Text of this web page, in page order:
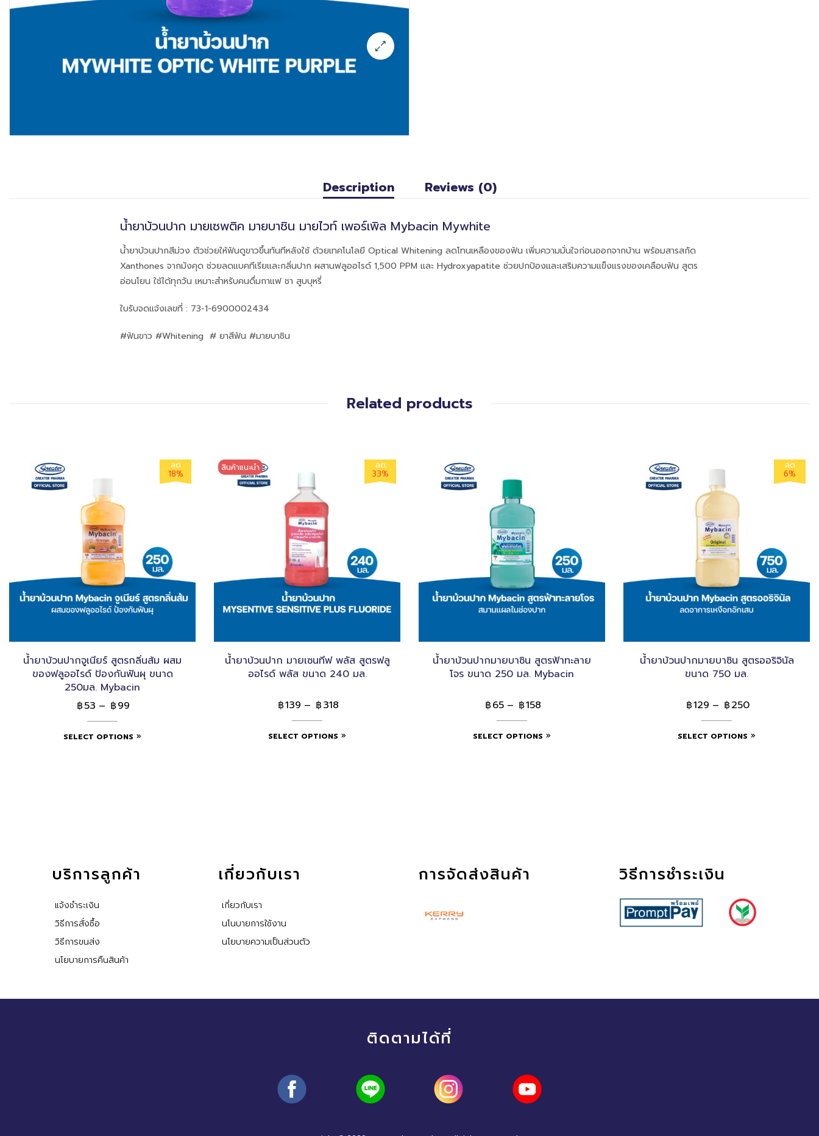
Description Reviews (0)
น้ำยาบ้วนปาก มายเซพติค มายบาซิน มายไวท์ เพอร์เพิล Mybacin Mywhite
น้ำยาบ้วนปากสีม่วง ตัวช่วยให้ฟันดูขาวขึ้นทันทีหลังใช้ ด้วยเทคโนโลยี Optical Whitening ลดโทนเหลืองของฟัน เพิ่มความมั่นใจก่อนออกจากบ้าน พร้อมสารสกัด
Xanthones จากมังคุด ช่วยลดแบคทีเรียและกลิ่นปาก ผสานฟลูออไรด์ 1,500 PPM และ Hydroxyapatite ช่วยปกป้องและเสริมความแข็งแรงของเคลือบฟัน สูตร
อ่อนโยน ใช้ได้ทุกวัน เหมาะสำหรับคนดื่มกาแฟ ชา สูบบุหรี่
ใบรับจดแจ้งเลขที่ : 73-1-6900002434
#ฟันขาว #Whitening # ยาสีฟัน #มายบาซิน
Related products
ลด
18%
น้ำยาบ้วนปากจูเนียร์ สูตรกลิ่นส้ม ผสม
ของฟลูออไรด์ ป้องกันฟันผุ ขนาด
250มล. Mybacin
฿53 – ฿99
SELECT OPTIONS
ลด
33%
สินค้าแนะนำ
น้ำยาบ้วนปาก มายเซนทีฟ พลัส สูตรฟลู
ออไรด์ พลัส ขนาด 240 มล.
฿139 – ฿318
SELECT OPTIONS
น้ำยาบ้วนปากมายบาซิน สูตรฟ้าทะลาย
โจร ขนาด 250 มล. Mybacin
฿65 – ฿158
SELECT OPTIONS
ลด
6%
น้ำยาบ้วนปากมายบาซิน สูตรออริจินัล
ขนาด 750 มล.
฿129 – ฿250
SELECT OPTIONS
บริการลูกค้า
แจ้งชำระเงิน
วิธีการสั่งซื้อ
วิธีการขนส่ง
นโยบายการคืนสินค้า
เกี่ยวกับเรา
เกี่ยวกับเรา
นโนบายการใช้งาน
นโยบายความเป็นส่วนตัว
การจัดส่งสินค้า วิธีการชำระเงิน
ติดตามได้ที่